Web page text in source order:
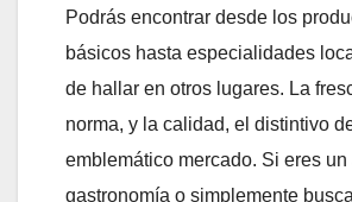
Podrás encontrar desde los
básicos hasta especialidades
de hallar en otros lugares. La
norma, y la calidad, el distintivo
emblemático mercado. Si eres un
gastronomía o simplemente